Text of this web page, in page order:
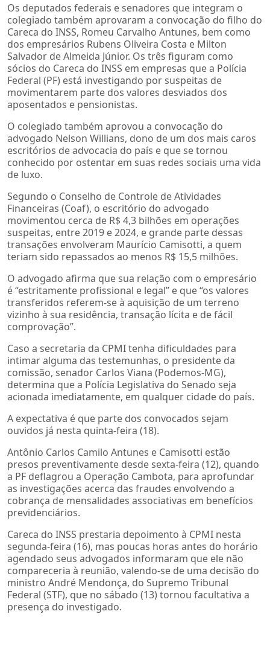
Os deputados federais e senadores que integram o
colegiado também aprovaram a convocação do filho do
Careca do INSS, Romeu Carvalho Antunes, bem como
dos empresários Rubens Oliveira Costa e Milton
Salvador de Almeida Júnior. Os três figuram como
sócios do Careca do INSS em empresas que a Polícia
Federal (PF) está investigando por suspeitas de
movimentarem parte dos valores desviados dos
aposentados e pensionistas.
O colegiado também aprovou a convocação do
advogado Nelson Willians, dono de um dos mais caros
escritórios de advocacia do país e que se tornou
conhecido por ostentar em suas redes sociais uma vida
de luxo.
Segundo o Conselho de Controle de Atividades
Financeiras (Coaf), o escritório do advogado
movimentou cerca de R$ 4,3 bilhões em operações
suspeitas, entre 2019 e 2024, e grande parte dessas
transações envolveram Maurício Camisotti, a quem
teriam sido repassados ao menos R$ 15,5 milhões.
O advogado afirma que sua relação com o empresário
é “estritamente profissional e legal” e que “os valores
transferidos referem-se à aquisição de um terreno
vizinho à sua residência, transação lícita e de fácil
comprovação”.
Caso a secretaria da CPMI tenha dificuldades para
intimar alguma das testemunhas, o presidente da
comissão, senador Carlos Viana (Podemos-MG),
determina que a Polícia Legislativa do Senado seja
acionada imediatamente, em qualquer cidade do país.
A expectativa é que parte dos convocados sejam
ouvidos já nesta quinta-feira (18).
Antônio Carlos Camilo Antunes e Camisotti estão
presos preventivamente desde sexta-feira (12), quando
a PF deflagrou a Operação Cambota, para aprofundar
as investigações acerca das fraudes envolvendo a
cobrança de mensalidades associativas em benefícios
previdenciários.
Careca do INSS prestaria depoimento à CPMI nesta
segunda-feira (16), mas poucas horas antes do horário
agendado seus advogados informaram que ele não
compareceria à reunião, valendo-se de uma decisão do
ministro André Mendonça, do Supremo Tribunal
Federal (STF), que no sábado (13) tornou facultativa a
presença do investigado.